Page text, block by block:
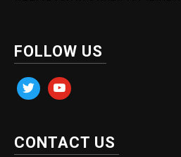
FOLLOW US
twitter youtube
CONTACT US